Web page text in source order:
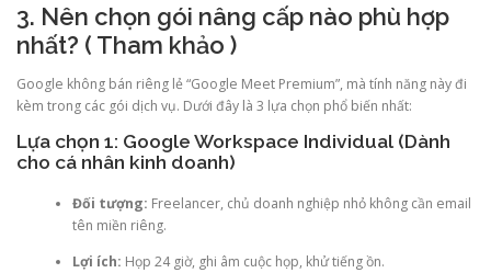
3. Nên chọn gói nâng cấp nào phù hợp
nhất? ( Tham khảo )
Google không bán riêng lẻ “Google Meet Premium”, mà tính năng này đi
kèm trong các gói dịch vụ. Dưới đây là 3 lựa chọn phổ biến nhất:
Lựa chọn 1: Google Workspace Individual (Dành
cho cá nhân kinh doanh)
Đối tượng: Freelancer, chủ doanh nghiệp nhỏ không cần email
tên miền riêng.
Lợi ích: Họp 24 giờ, ghi âm cuộc họp, khử tiếng ồn.